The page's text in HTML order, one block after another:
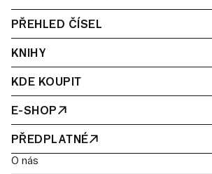
PŘEHLED ČÍSEL
KNIHY
KDE KOUPIT
E-SHOP
PŘEDPLATNÉ
O nás